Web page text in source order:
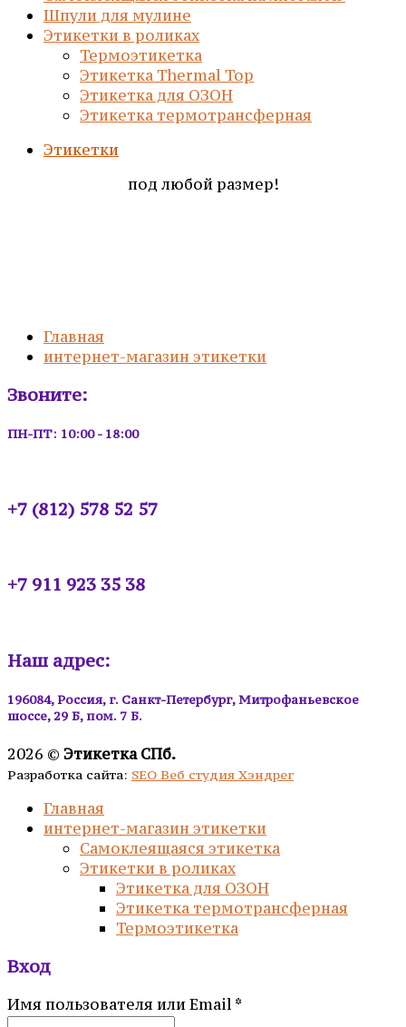
Шпули для мулине
Этикетки в роликах
Термоэтикетка
Этикетка Thermal Top
Этикетка для ОЗОН
Этикетка термотрансферная
Этикетки
под любой размер!
Главная
интернет-магазин этикетки
Звоните:
ПН-ПТ: 10:00 - 18:00
+7 (812) 578 52 57
+7 911 923 35 38
Наш адрес:
196084, Россия, г. Санкт-Петербург, Митрофаньевское
шоссе, 29 Б, пом. 7 Б.
2026 © Этикетка СПб.
Разработка сайта: SEO Веб студия Хэндрег
Главная
интернет-магазин этикетки
Самоклеящаяся этикетка
Этикетки в роликах
Этикетка для ОЗОН
Этикетка термотрансферная
Термоэтикетка
Вход
Имя пользователя или Email *